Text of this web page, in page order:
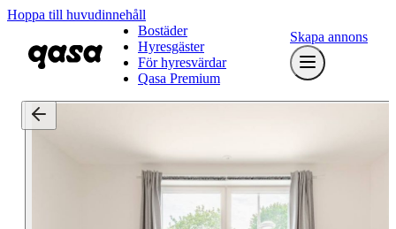
Hoppa till huvudinnehåll
Bostäder
Hyresgäster
För hyresvärdar
Qasa Premium
Skapa annons